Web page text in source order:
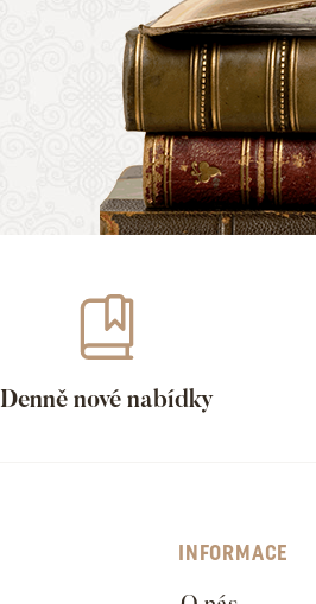
Denně nové nabídky
INFORMACE